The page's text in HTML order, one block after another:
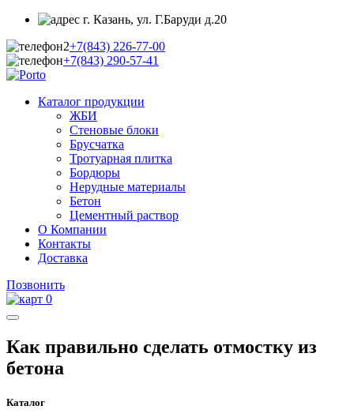
г. Казань, ул. Г.Баруди д.20
+7(843) 226-77-00
+7(843) 290-57-41
Каталог продукции
ЖБИ
Стеновые блоки
Брусчатка
Тротуарная плитка
Бордюры
Нерудные материалы
Бетон
Цементный раствор
О Компании
Контакты
Доставка
Позвонить
0
Как правильно сделать отмостку из
бетона
Каталог